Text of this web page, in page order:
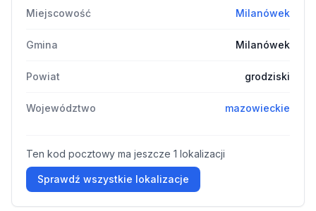
Miejscowość Milanówek
Gmina Milanówek
Powiat grodziski
Województwo mazowieckie
Ten kod pocztowy ma jeszcze 1 lokalizacji
Sprawdź wszystkie lokalizacje